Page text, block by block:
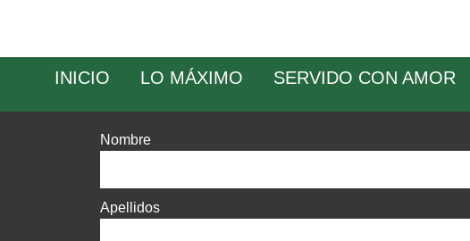
INICIO LO MÁXIMO SERVIDO CON AMOR
Nombre
Apellidos